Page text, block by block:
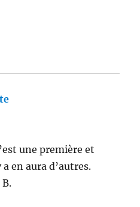
une première et
en aura d’autres.